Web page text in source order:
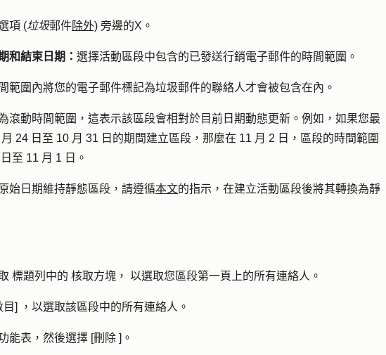
項 (垃圾郵件除外) 旁邊的X 。
和結束日期： 選擇活動區段中包含的已發送行銷電子郵件的時間範圍。
範圍內將您的電子郵件標記為垃圾郵件的聯絡人才會被包含在內。
滾動時間範圍，這表示該區段會相對於目前日期動態更新。例如，如果您最
24 日至 10 月 31 日的期間建立區段，那麼在 11 月 2 日，區段的時間範圍
至 11 月 1 日。
始日期維持靜態區段，請遵循本文的指示，在建立活動區段後將其轉換為靜
標題列中的 核取方塊 ， 以選取您區段第一頁上的所有連絡人。
目] ，以選取該區段中的所有連絡人。
能表，然後選擇 [刪除 ] 。